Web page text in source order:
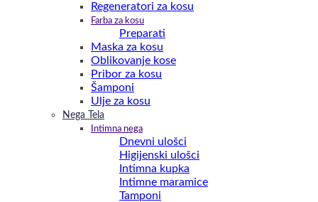
Regeneratori za kosu
Farba za kosu
Preparati
Maska za kosu
Oblikovanje kose
Pribor za kosu
Šamponi
Ulje za kosu
Nega Tela
Intimna nega
Dnevni ulošci
Higijenski ulošci
Intimna kupka
Intimne maramice
Tamponi